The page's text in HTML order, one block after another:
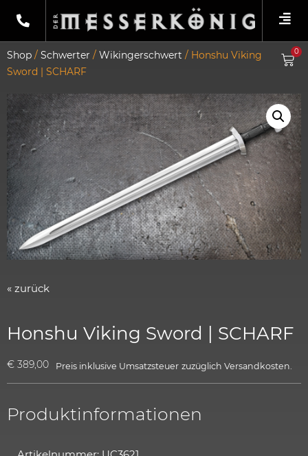
0
Shop / Schwerter / Wikingerschwert / Honshu Viking
Sword | SCHARF
« zurück
Honshu Viking Sword | SCHARF
€ 389,00 Preis inklusive Umsatzsteuer zuzüglich Versandkosten.
Produktinformationen